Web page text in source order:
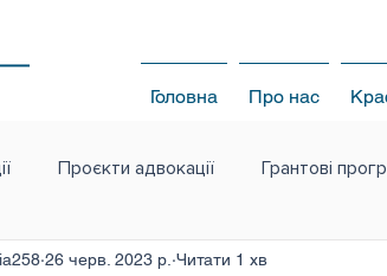
Головна Про нас
Проєкти адвокації Грантові
26 черв. 2023 р. Читати 1 хв